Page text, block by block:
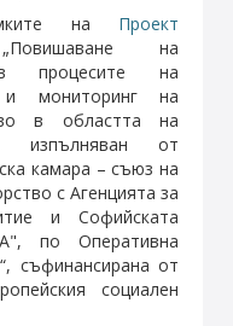
на Проект
„Повишаване на
в процесите на
и мониторинг на
в областта на
изпълняван от
камара – съюз на
с Агенцията за
и Софийската
по Оперативна
съфинансирана от
социален